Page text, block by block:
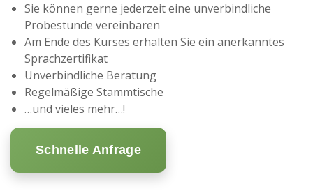
Sie können gerne jederzeit eine unverbindliche
Probestunde vereinbaren
Am Ende des Kurses erhalten Sie ein anerkanntes
Sprachzertifikat
Unverbindliche Beratung
Regelmäßige Stammtische
…und vieles mehr…!
Schnelle Anfrage